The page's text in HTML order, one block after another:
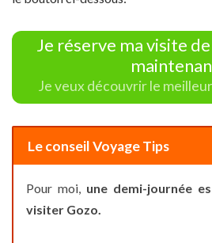
Je réserve ma visite
Je veux découvrir le
Le conseil Voyage Tips
Pour moi, une demi-journée
visiter Gozo.